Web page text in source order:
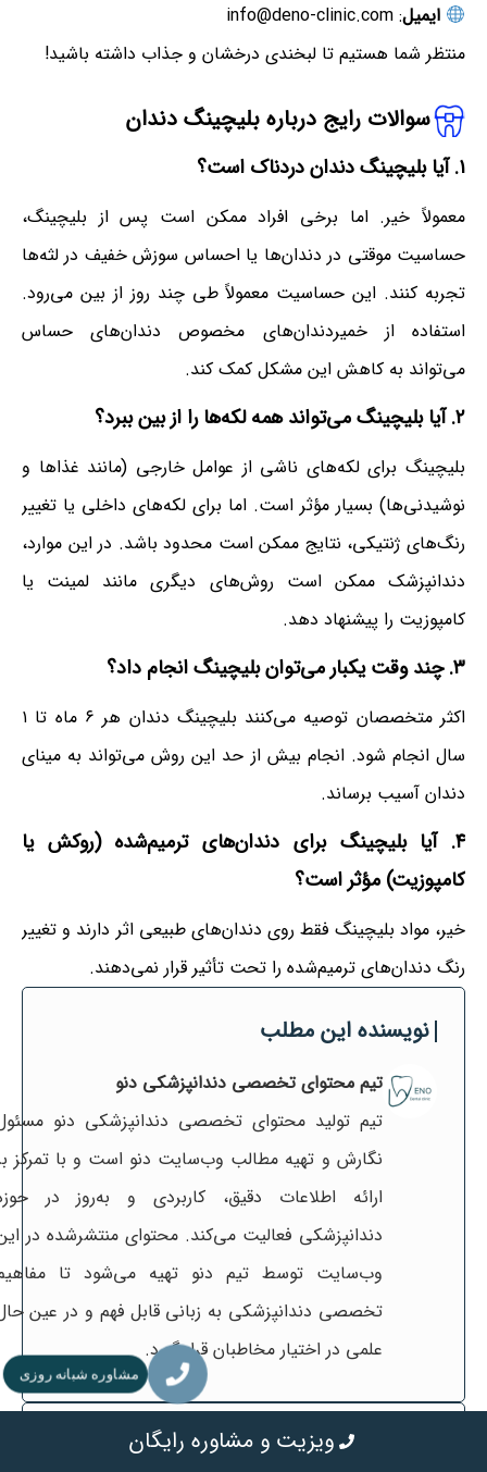
ایمیل: info@deno-clinic.com
منتظر شما هستیم تا لبخندی درخشان و جذاب داشته باشید!
سوالات رایج درباره بلیچینگ دندان
۱. آیا بلیچینگ دندان دردناک است؟
معمولاً خیر. اما برخی افراد ممکن است پس از بلیچینگ،
حساسیت موقتی در دندان‌ها یا احساس سوزش خفیف در لثه‌ها
تجربه کنند. این حساسیت معمولاً طی چند روز از بین می‌رود.
استفاده از خمیردندان‌های مخصوص دندان‌های حساس
می‌تواند به کاهش این مشکل کمک کند.
۲. آیا بلیچینگ می‌تواند همه لکه‌ها را از بین ببرد؟
بلیچینگ برای لکه‌های ناشی از عوامل خارجی (مانند غذاها و
نوشیدنی‌ها) بسیار مؤثر است. اما برای لکه‌های داخلی یا تغییر
رنگ‌های ژنتیکی، نتایج ممکن است محدود باشد. در این موارد،
دندانپزشک ممکن است روش‌های دیگری مانند لمینت یا
کامپوزیت را پیشنهاد دهد.
۳. چند وقت یکبار می‌توان بلیچینگ انجام داد؟
اکثر متخصصان توصیه می‌کنند بلیچینگ دندان هر ۶ ماه تا ۱
سال انجام شود. انجام بیش از حد این روش می‌تواند به مینای
دندان آسیب برساند.
۴. آیا بلیچینگ برای دندان‌های ترمیم‌شده (روکش یا
کامپوزیت) مؤثر است؟
خیر، مواد بلیچینگ فقط روی دندان‌های طبیعی اثر دارند و تغییر
رنگ دندان‌های ترمیم‌شده را تحت تأثیر قرار نمی‌دهند.
نویسنده این مطلب
تیم محتوای تخصصی دندانپزشکی دنو
تیم تولید محتوای تخصصی دندانپزشکی دنو
نگارش و تهیه مطالب وب‌سایت دنو است و با تمرکز
ارائه اطلاعات دقیق، کاربردی و به‌روز در
دندانپزشکی فعالیت می‌کند. محتوای منتشرشده در
وب‌سایت توسط تیم دنو تهیه می‌شود تا
تخصصی دندانپزشکی به زبانی قابل فهم و در عین
علمی در اختیار مخاطبان قرار گیرد.
مطالب مرتبطویزیت و مشاوره رایگان
مشاوره شبانه روزی